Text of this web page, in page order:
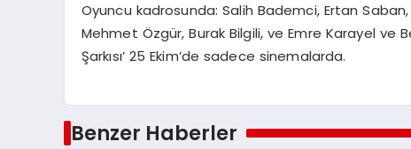
Oyuncu kadrosunda: Salih Bademci, Ertan
Mehmet Özgür, Burak Bilgili, ve Emre Karayel ve
Şarkısı’ 25 Ekim’de sadece sinemalarda.
Benzer Haberler